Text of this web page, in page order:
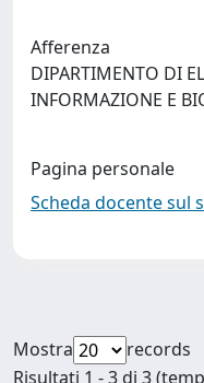
Afferenza
DIPARTIMENTO DI
INFORMAZIONE E
Pagina personale
Scheda docente sul
Mostra
records
Risultati 1 - 3 di 3